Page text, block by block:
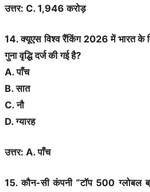
उत्तर: C. 1,946 करोड़
14. क्यूएस विश्व रैंकिंग 2026 में भारत के
गुना वृद्धि दर्ज की गई है?
A. पाँच
B. सात
C. नौ
D. ग्यारह
उत्तर: A. पाँच
15. कौन-सी कंपनी “टॉप 500 ग्लोबल